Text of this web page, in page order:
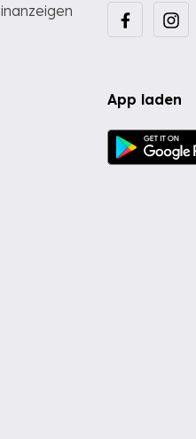
App laden